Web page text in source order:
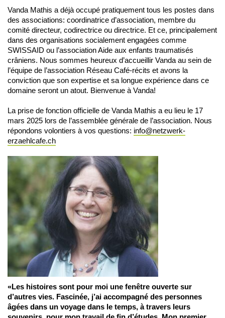
Vanda Mathis a déjà occupé pratiquement tous les postes dans
des associations: coordinatrice d’association, membre du
comité directeur, codirectrice ou directrice. Et ce, principalement
dans des organisations socialement engagées comme
SWISSAID ou l’association Aide aux enfants traumatisés
crâniens. Nous sommes heureux d’accueillir Vanda au sein de
l’équipe de l’association Réseau Café-récits et avons la
conviction que son expertise et sa longue expérience dans ce
domaine seront un atout. Bienvenue à Vanda!
La prise de fonction officielle de Vanda Mathis a eu lieu le 17
mars 2025 lors de l’assemblée générale de l’association. Nous
répondons volontiers à vos questions: info@netzwerk-
erzaehlcafe.ch
«Les histoires sont pour moi une fenêtre ouverte sur
d’autres vies. Fascinée, j’ai accompagné des personnes
âgées dans un voyage dans le temps, à travers leurs